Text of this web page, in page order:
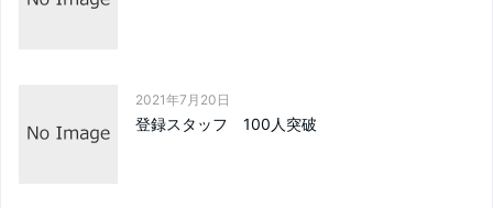
2021年7月20日
登録スタッフ 100人突破